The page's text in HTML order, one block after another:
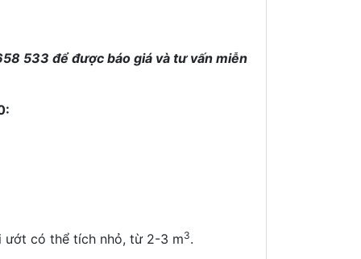
533 để được báo giá và tư vấn miễn
ướt có thể tích nhỏ, từ 2-3 m3.